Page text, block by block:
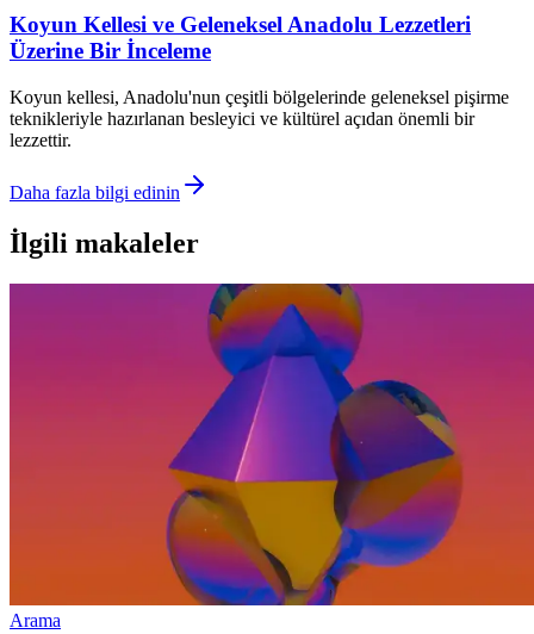
Koyun Kellesi ve Geleneksel Anadolu Lezzetleri
Üzerine Bir İnceleme
Koyun kellesi, Anadolu'nun çeşitli bölgelerinde geleneksel pişirme
teknikleriyle hazırlanan besleyici ve kültürel açıdan önemli bir
lezzettir.
Daha fazla bilgi edinin
İlgili makaleler
Arama